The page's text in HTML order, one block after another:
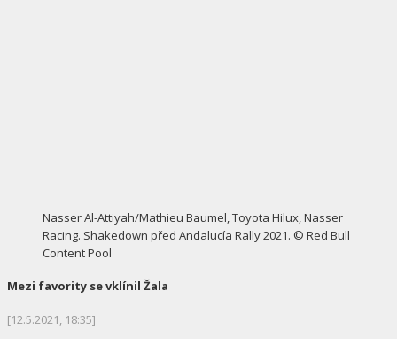
Nasser Al-Attiyah/Mathieu Baumel, Toyota Hilux, Nasser
Racing. Shakedown před Andalucía Rally 2021. © Red Bull
Content Pool
Mezi favority se vklínil Žala
[12.5.2021, 18:35]